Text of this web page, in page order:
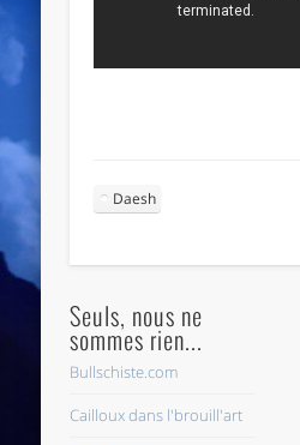
Daesh
Seuls, nous ne
sommes rien...
Bullschiste.com
Cailloux dans l'brouill'art